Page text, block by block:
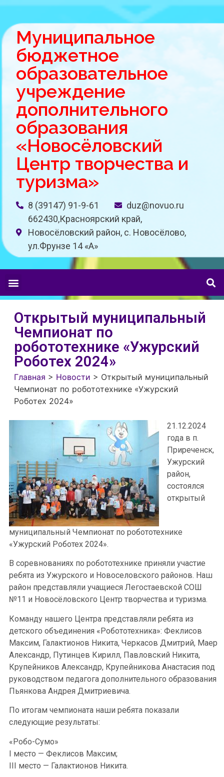
Муниципальное
бюджетное
образовательное
учреждение
дополнительного
образования
«Новосёловский
Центр творчества и
туризма»
8 (39147) 91-9-61
duz@novuo.ru
662430,Красноярский край,
Новосёловский район, с. Новосёлово,
ул.Фрунзе 14 «A»
Открытый муниципальный
Чемпионат по
робототехнике «Ужурский
Роботех 2024»
Главная > Новости > Открытый муниципальный
Чемпионат по робототехнике «Ужурский
Роботех 2024»
21.12.2024
года в п.
Приреченск,
Ужурский
район,
состоялся
открытый
муниципальный Чемпионат по робототехнике
«Ужурский Роботех 2024».
В соревнованиях по робототехнике приняли участие
ребята из Ужурского и Новоселовского районов. Наш
район представляли учащиеся Легостаевской СОШ
№11 и Новосёловского Центр творчества и туризма.
Команду нашего Центра представляли ребята из
детского объединения «Робототехника»: Феклисов
Максим, Галактионов Никита, Черкасов Дмитрий, Маер
Александр, Путинцев Кирилл, Павловский Никита,
Крупейников Александр, Крупейникова Анастасия под
руководством педагога дополнительного образования
Пьянкова Андрея Дмитриевича.
По итогам чемпионата наши ребята показали
следующие результаты:
«Робо-Сумо»
I место — Феклисов Максим;
III место — Галактионов Никита.